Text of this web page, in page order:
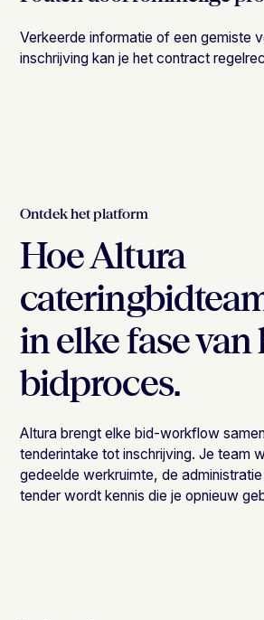
Verkeerde informatie of een gemiste
inschrijving kan je het contract
Ontdek het platform
Hoe Altura
in elke fase van
bidproces.
Altura brengt elke bid-workflow
tenderintake tot inschrijving. Je team
gedeelde werkruimte, de
tender wordt kennis die je opnieuw